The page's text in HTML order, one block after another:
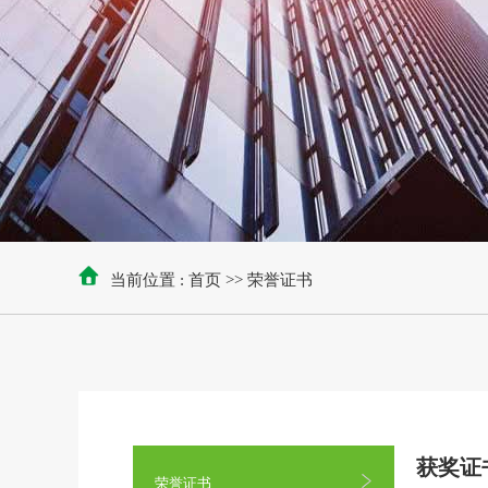
当前位置 : 首页 >> 荣誉证书
荣誉证书
获奖证